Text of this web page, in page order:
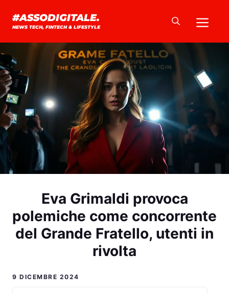
#ASSODIGITALE.
NEWS TECH, FINTECH & LIFESTYLE
Eva Grimaldi provoca
polemiche come concorrente
del Grande Fratello, utenti in
rivolta
9 DICEMBRE 2024